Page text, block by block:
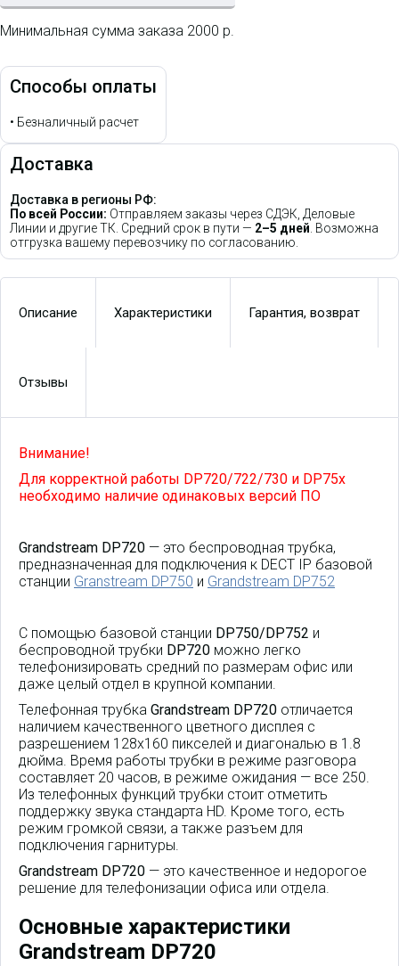
Минимальная сумма заказа 2000 р.
Способы оплаты
• Безналичный расчет
Доставка
Доставка в регионы РФ:
По всей России: Отправляем заказы через СДЭК, Деловые
Линии и другие ТК. Средний срок в пути — 2–5 дней. Возможна
отгрузка вашему перевозчику по согласованию.
Описание Характеристики Гарантия, возврат
Отзывы
Внимание!
Для корректной работы DP720/722/730 и DP75x
необходимо наличие одинаковых версий ПО
Grandstream DP720 — это беспроводная трубка,
предназначенная для подключения к DECT IP базовой
станции Granstream DP750 и Grandstream DP752
С помощью базовой станции DP750/DP752 и
беспроводной трубки DP720 можно легко
телефонизировать средний по размерам офис или
даже целый отдел в крупной компании.
Телефонная трубка Grandstream DP720 отличается
наличием качественного цветного дисплея с
разрешением 128x160 пикселей и диагональю в 1.8
дюйма. Время работы трубки в режиме разговора
составляет 20 часов, в режиме ожидания — все 250.
Из телефонных функций трубки стоит отметить
поддержку звука стандарта HD. Кроме того, есть
режим громкой связи, а также разъем для
подключения гарнитуры.
Grandstream DP720 — это качественное и недорогое
решение для телефонизации офиса или отдела.
Основные характеристики
Grandstream DP720